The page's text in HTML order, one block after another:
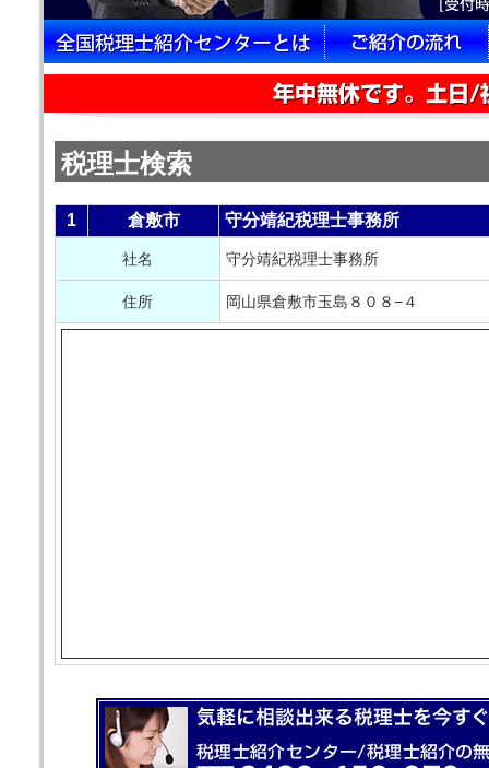
税理士検索
1 倉敷市 守分靖紀税理士事務所
社名 守分靖紀税理士事務所
住所 岡山県倉敷市玉島８０８−４